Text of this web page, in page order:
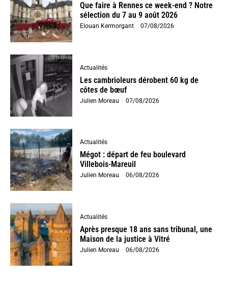
Que faire à Rennes ce week-end ? Notre
sélection du 7 au 9 août 2026
Elouan Kermorgant - 07/08/2026
Actualités
Les cambrioleurs dérobent 60 kg de
côtes de bœuf
Julien Moreau - 07/08/2026
Actualités
Mégot : départ de feu boulevard
Villebois-Mareuil
Julien Moreau - 06/08/2026
Actualités
Après presque 18 ans sans tribunal, une
Maison de la justice à Vitré
Julien Moreau - 06/08/2026